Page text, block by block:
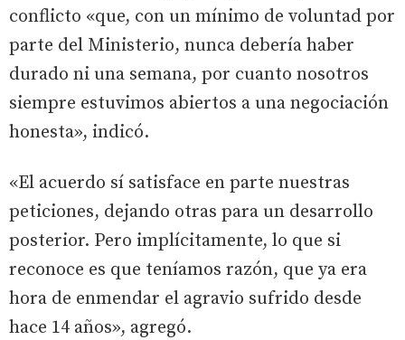
conflicto «que, con un mínimo de voluntad por
parte del Ministerio, nunca debería haber
durado ni una semana, por cuanto nosotros
siempre estuvimos abiertos a una negociación
honesta», indicó.
«El acuerdo sí satisface en parte nuestras
peticiones, dejando otras para un desarrollo
posterior. Pero implícitamente, lo que si
reconoce es que teníamos razón, que ya era
hora de enmendar el agravio sufrido desde
hace 14 años», agregó.